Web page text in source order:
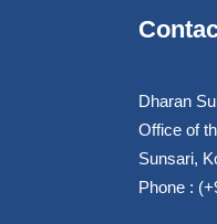
Dharan
Office of
Sunsari,
Phone :